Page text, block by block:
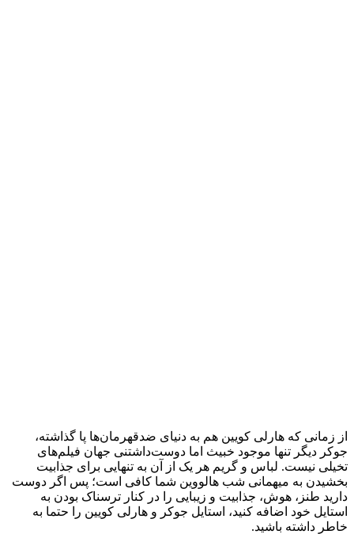
از زمانی که هارلی کویین هم به دنیای ضدقهرمان‌ها پا گذاشته،
جوکر دیگر تنها موجود خبیث اما دوست‌داشتنی جهان فیلم‌های
تخیلی نیست. لباس و گریم هر یک از آن به تنهایی برای جذابیت
بخشیدن به میهمانی شب هالووین شما کافی است؛ پس اگر دوست
دارید طنز، هوش، جذابیت و زیبایی را در کنار ترسناک بودن به
استایل خود اضافه کنید، استایل جوکر و هارلی کویین را حتما به
خاطر داشته باشید.